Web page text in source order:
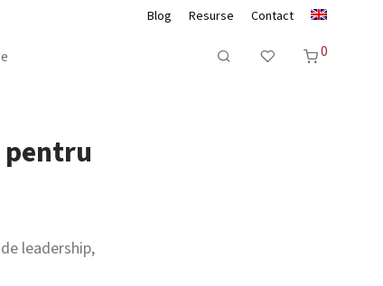
Blog Resurse Contact
0
leadership,